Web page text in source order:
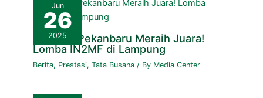
Jun
26
2025
SMKN 4 Pekanbaru Meraih Juara!
Lomba IN2MF di Lampung
Berita, Prestasi,Tata Busana / By Media Center